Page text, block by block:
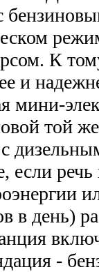
К
и
мини-
той
если
в день)
-